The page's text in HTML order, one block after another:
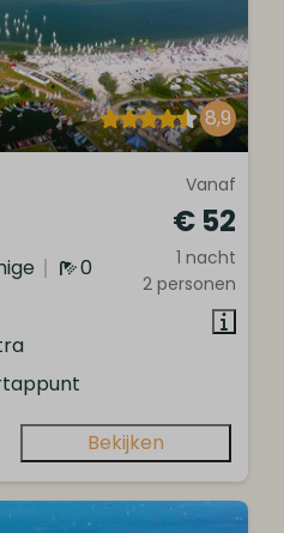
8,9
Vanaf
€ 52
1 nacht
2 personen
0
Bekijken